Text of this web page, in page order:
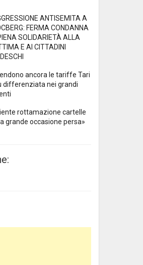
ANTISEMITA A
FERMA CONDANNA
SOLIDARIETÀ ALLA
E AI CITTADINI
ancora le tariffe Tari
differenziata nei grandi
rottamazione cartelle
grande occasione persa»